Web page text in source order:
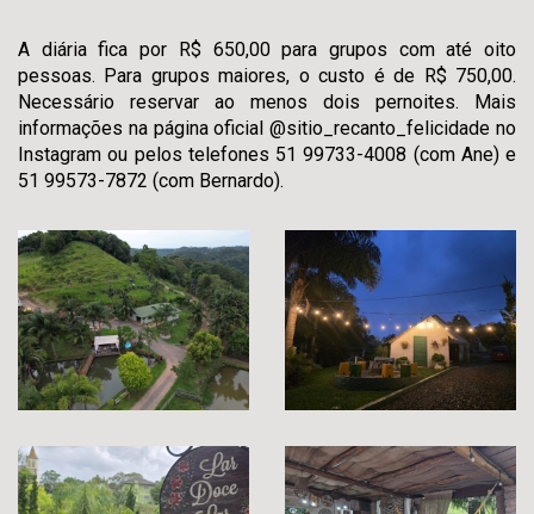
A diária fica por R$ 650,00 para grupos com até oito
pessoas. Para grupos maiores, o custo é de R$ 750,00.
Necessário reservar ao menos dois pernoites. Mais
informações na página oficial @sitio_recanto_felicidade no
Instagram ou pelos telefones 51 99733-4008 (com Ane) e
51 99573-7872 (com Bernardo).